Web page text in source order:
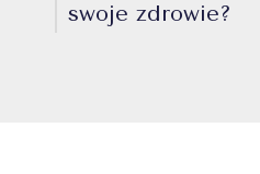
swoje zdrowie?